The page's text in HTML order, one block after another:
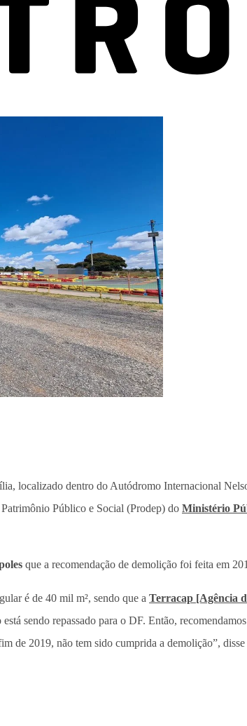
localizado dentro do Autódromo Internacional
Público e Social (Prodep) do Ministério
que a recomendação de demolição foi feita em
é de 40 mil m², sendo que a Terracap [Agência
sendo repassado para o DF. Então,
de 2019, não tem sido cumprida a demolição”,